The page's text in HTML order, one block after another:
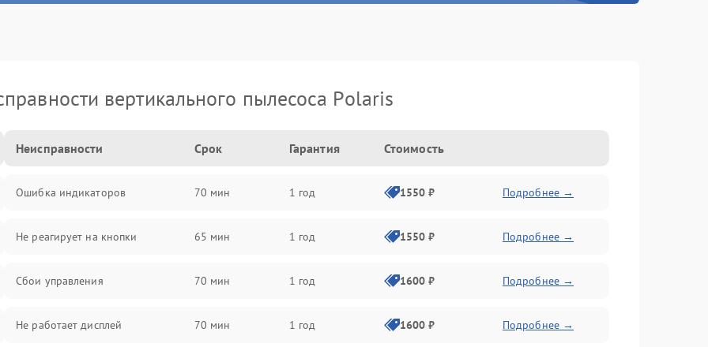
вертикального пылесоса Polaris
Неисправности Срок Гарантия Стоимость
Ошибка индикаторов 70 мин 1 год 1550 ₽ Подробнее →
Не реагирует на кнопки 65 мин 1 год 1550 ₽ Подробнее →
Сбои управления 70 мин 1 год 1600 ₽ Подробнее →
Не работает дисплей 70 мин 1 год 1600 ₽ Подробнее →